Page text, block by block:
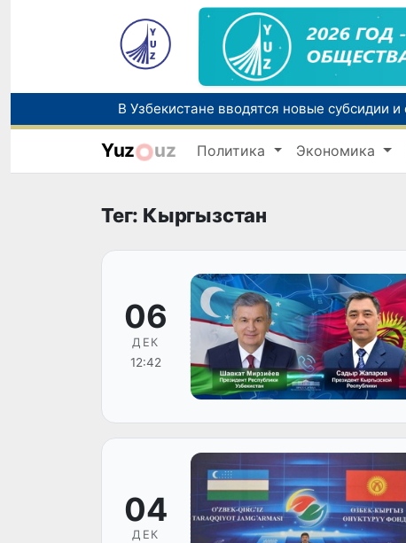
Yuz uz Политика Экономика
Тег: Кыргызстан
06
ДЕК
12:42
04
ДЕК